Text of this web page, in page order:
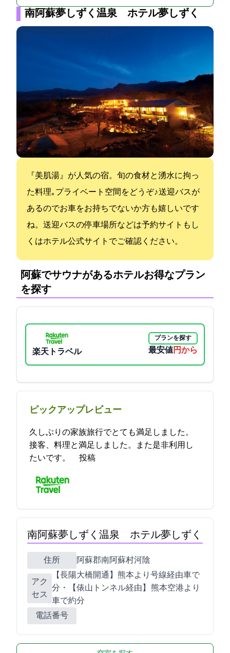
南阿蘇夢しずく温泉 ホテル夢しずく
『美肌湯』が人気の宿。旬の食材と湧水に拘っ
た料理｡プライベート空間をどうぞ♪ 送迎バスが
あるのでお車をお持ちでないか方も嬉しいです
ね。送迎バスの停車場所などは予約サイトもし
くはホテル公式サイトでご確認ください。
阿蘇でサウナがあるホテル:お得なプラン
を探す
楽天トラベル
プランを探す
最安値18240円から
ピックアップレビュー
久しぶりの家族旅行でとても満足しました。
接客、料理と満足しました。また是非利用し
たいです。 2023-02-20 17:03:34投稿
南阿蘇夢しずく温泉 ホテル夢しずく
住所 阿蘇郡南阿蘇村河陰5-56
アク
セス
【長陽大橋開通】熊本ICより57号線経由車で50
分・【俵山トンネル経由】 熊本空港より
車で約30分
電話番号